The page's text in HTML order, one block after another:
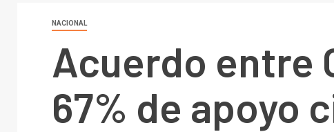
NACIONAL
Acuerdo entre
67% de apoyo